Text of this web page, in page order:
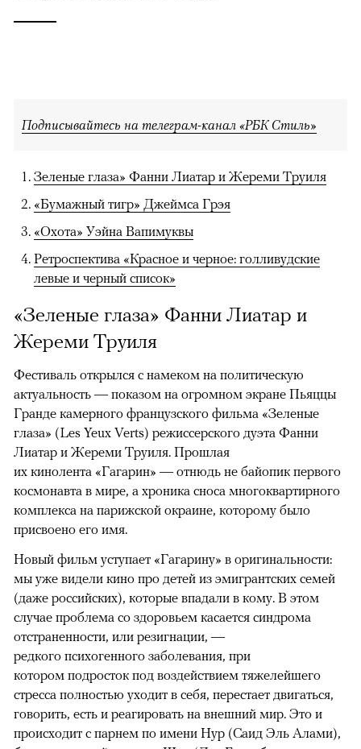
Подписывайтесь на телеграм-канал «РБК Стиль»
Зеленые глаза» Фанни Лиатар и Жереми Труиля
«Бумажный тигр» Джеймса Грэя
«Охота» Уэйна Вапимуквы
Ретроспектива «Красное и черное: голливудские
левые и черный список»
«Зеленые глаза» Фанни Лиатар и
Жереми Труиля
Фестиваль открылся с намеком на политическую
актуальность — показом на огромном экране Пьяццы
Гранде камерного французского фильма «Зеленые
глаза» (Les Yeux Verts) режиссерского дуэта Фанни
Лиатар и Жереми Труиля. Прошлая
их кинолента «Гагарин» — отнюдь не байопик первого
космонавта в мире, а хроника сноса многоквартирного
комплекса на парижской окраине, которому было
присвоено его имя.
Новый фильм уступает «Гагарину» в оригинальности:
мы уже видели кино про детей из эмигрантских семей
(даже российских), которые впадали в кому. В этом
случае проблема со здоровьем касается синдрома
отстраненности, или резигнации, —
редкого психогенного заболевания, при
котором подросток под воздействием тяжелейшего
стресса полностью уходит в себя, перестает двигаться,
говорить, есть и реагировать на внешний мир. Это и
происходит с парнем по имени Нур (Саид Эль Алами),